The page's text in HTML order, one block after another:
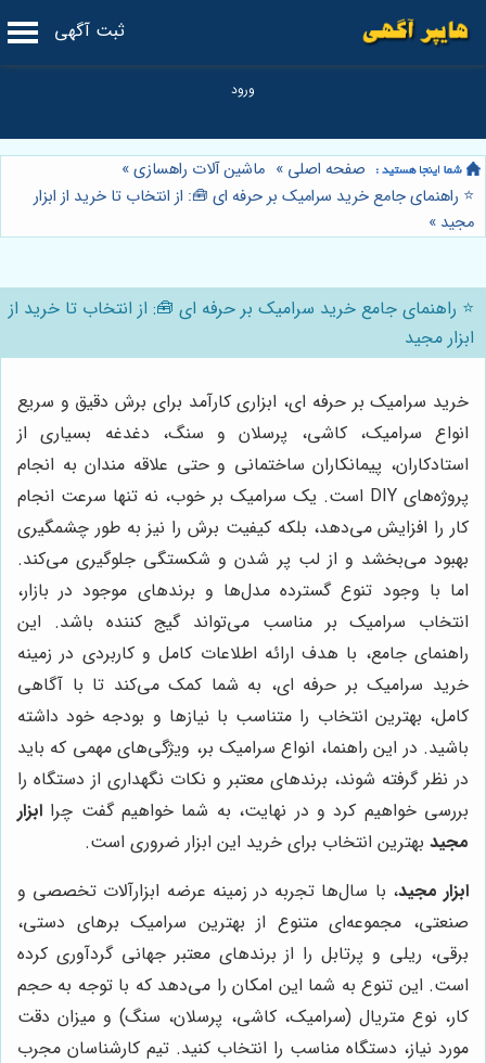
ثبت آگهی
صفحه اصلی » ماشین آلات راهسازی»
⭐️ راهنمای جامع خرید سرامیک بر حرفه ای 🧰: از انتخاب تا خرید از ابزار
مجید »
⭐️ راهنمای جامع خرید سرامیک بر حرفه ای 🧰: از انتخاب تا خرید از
ابزار مجید
خرید سرامیک بر حرفه ای، ابزاری کارآمد برای برش دقیق و سریع
انواع سرامیک، کاشی، پرسلان و سنگ، دغدغه بسیاری از
استادکاران، پیمانکاران ساختمانی و حتی علاقه مندان به انجام
پروژه‌های DIY است. یک سرامیک بر خوب، نه تنها سرعت انجام
کار را افزایش می‌دهد، بلکه کیفیت برش را نیز به طور چشمگیری
بهبود می‌بخشد و از لب پر شدن و شکستگی جلوگیری می‌کند.
اما با وجود تنوع گسترده مدل‌ها و برندهای موجود در بازار،
انتخاب سرامیک بر مناسب می‌تواند گیج کننده باشد. این
راهنمای جامع، با هدف ارائه اطلاعات کامل و کاربردی در زمینه
خرید سرامیک بر حرفه ای، به شما کمک می‌کند تا با آگاهی
کامل، بهترین انتخاب را متناسب با نیازها و بودجه خود داشته
باشید. در این راهنما، انواع سرامیک بر، ویژگی‌های مهمی که باید
در نظر گرفته شوند، برندهای معتبر و نکات نگهداری از دستگاه را
بررسی خواهیم کرد و در نهایت، به شما خواهیم گفت چرا ابزار
مجید بهترین انتخاب برای خرید این ابزار ضروری است.
ابزار مجید، با سال‌ها تجربه در زمینه عرضه ابزارآلات تخصصی و
صنعتی، مجموعه‌ای متنوع از بهترین سرامیک برهای دستی،
برقی، ریلی و پرتابل را از برندهای معتبر جهانی گردآوری کرده
است. این تنوع به شما این امکان را می‌دهد که با توجه به حجم
کار، نوع متریال (سرامیک، کاشی، پرسلان، سنگ) و میزان دقت
مورد نیاز، دستگاه مناسب را انتخاب کنید. تیم کارشناسان مجرب